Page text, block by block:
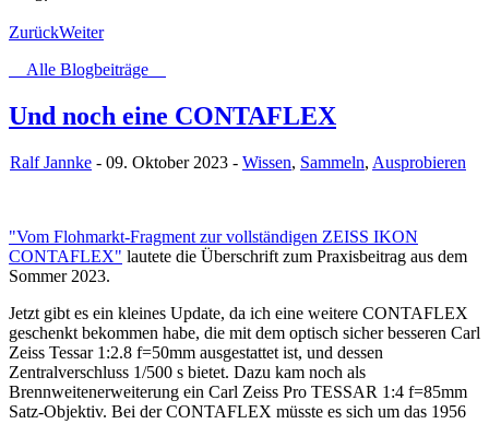
ZurückWeiter
Alle Blogbeiträge
Und noch eine CONTAFLEX
Ralf Jannke - 09. Oktober 2023 - Wissen, Sammeln, Ausprobieren
"Vom Flohmarkt-Fragment zur vollständigen ZEISS IKON
CONTAFLEX" lautete die Überschrift zum Praxisbeitrag aus dem
Sommer 2023.
Jetzt gibt es ein kleines Update, da ich eine weitere CONTAFLEX
geschenkt bekommen habe, die mit dem optisch sicher besseren Carl
Zeiss Tessar 1:2.8 f=50mm ausgestattet ist, und dessen
Zentralverschluss 1/500 s bietet. Dazu kam noch als
Brennweitenerweiterung ein Carl Zeiss Pro TESSAR 1:4 f=85mm
Satz-Objektiv. Bei der CONTAFLEX müsste es sich um das 1956